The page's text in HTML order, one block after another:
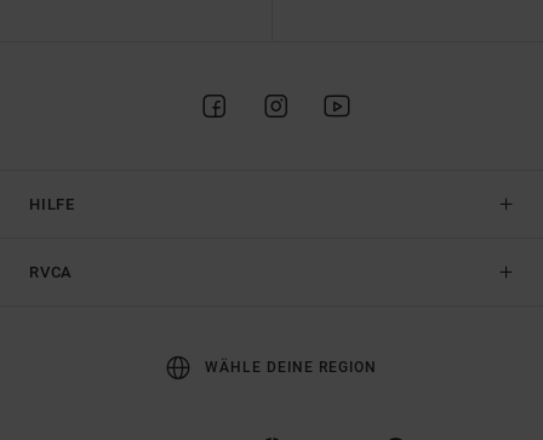
HILFE
RVCA
WÄHLE DEINE REGION